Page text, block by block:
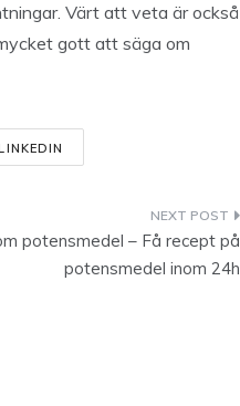
Värt att veta är också
gott att säga om
potensmedel – Få recept på
potensmedel inom 24h